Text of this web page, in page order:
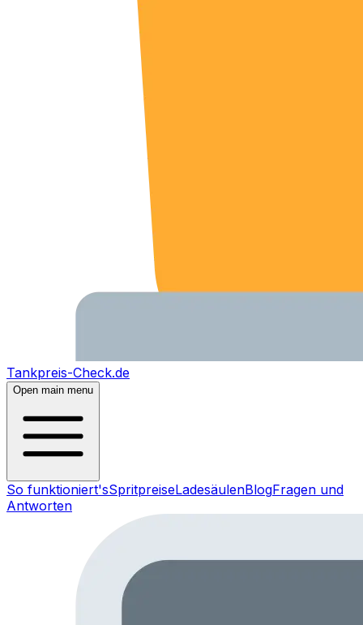
Tankpreis-Check.de
Open main menu
So funktioniert'sSpritpreiseLadesäulenBlogFragen und
Antworten